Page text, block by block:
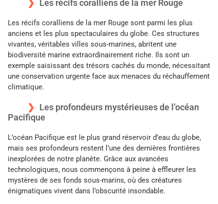
Les récifs coralliens de la mer Rouge
Les récifs coralliens de la mer Rouge sont parmi les plus
anciens et les plus spectaculaires du globe. Ces structures
vivantes, véritables villes sous-marines, abritent une
biodiversité marine extraordinairement riche. Ils sont un
exemple saisissant des trésors cachés du monde, nécessitant
une conservation urgente face aux menaces du réchauffement
climatique.
Les profondeurs mystérieuses de l’océan
Pacifique
L’océan Pacifique est le plus grand réservoir d’eau du globe,
mais ses profondeurs restent l’une des dernières frontières
inexplorées de notre planète. Grâce aux avancées
technologiques, nous commençons à peine à effleurer les
mystères de ses fonds sous-marins, où des créatures
énigmatiques vivent dans l’obscurité insondable.